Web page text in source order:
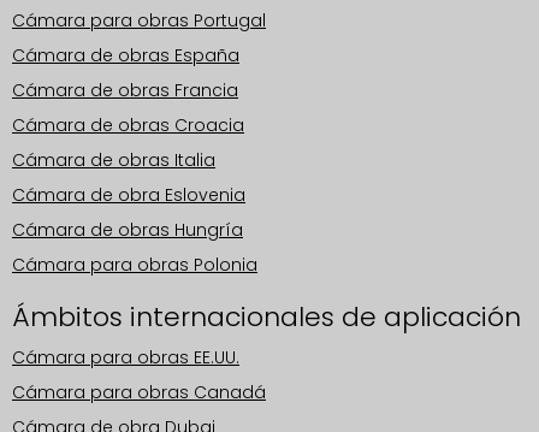
Cámara para obras Portugal
Cámara de obras España
Cámara de obras Francia
Cámara de obras Croacia
Cámara de obras Italia
Cámara de obra Eslovenia
Cámara de obras Hungría
Cámara para obras Polonia
Ámbitos internacionales de aplicación
Cámara para obras EE.UU.
Cámara para obras Canadá